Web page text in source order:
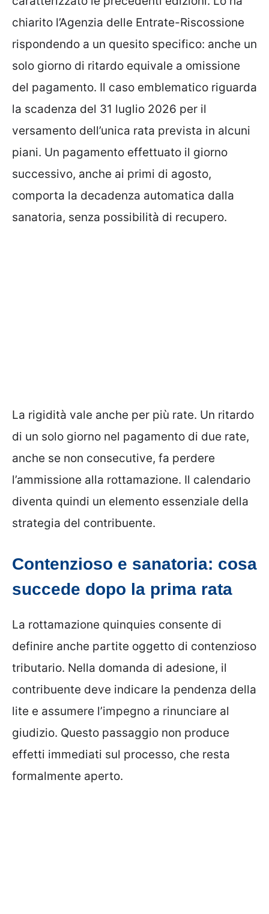
chiarito l’Agenzia delle Entrate-Riscossione
rispondendo a un quesito specifico: anche un
solo giorno di ritardo equivale a omissione
del pagamento. Il caso emblematico riguarda
la scadenza del 31 luglio 2026 per il
versamento dell’unica rata prevista in alcuni
piani. Un pagamento effettuato il giorno
successivo, anche ai primi di agosto,
comporta la decadenza automatica dalla
sanatoria, senza possibilità di recupero.
La rigidità vale anche per più rate. Un ritardo
di un solo giorno nel pagamento di due rate,
anche se non consecutive, fa perdere
l’ammissione alla rottamazione. Il calendario
diventa quindi un elemento essenziale della
strategia del contribuente.
Contenzioso e sanatoria: cosa
succede dopo la prima rata
La rottamazione quinquies consente di
definire anche partite oggetto di contenzioso
tributario. Nella domanda di adesione, il
contribuente deve indicare la pendenza della
lite e assumere l’impegno a rinunciare al
giudizio. Questo passaggio non produce
effetti immediati sul processo, che resta
formalmente aperto.